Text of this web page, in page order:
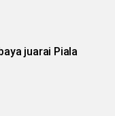
juarai Piala